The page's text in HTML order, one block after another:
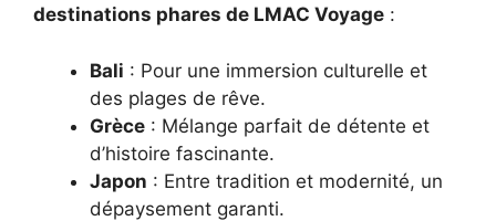
destinations phares de LMAC Voyage :
Bali : Pour une immersion culturelle et
des plages de rêve.
Grèce : Mélange parfait de détente et
d’histoire fascinante.
Japon : Entre tradition et modernité, un
dépaysement garanti.